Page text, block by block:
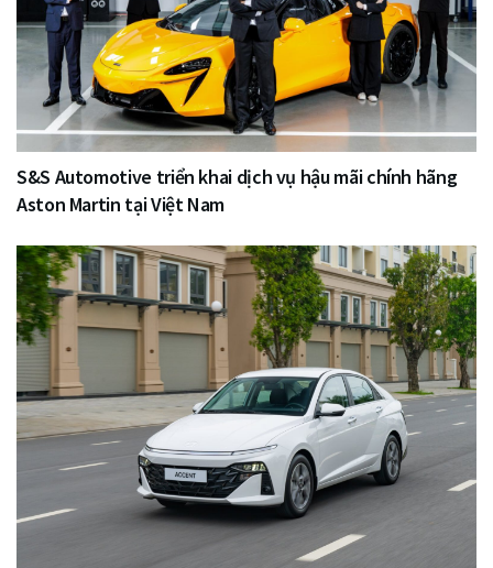
S&S Automotive triển khai dịch vụ hậu mãi chính hãng
Aston Martin tại Việt Nam